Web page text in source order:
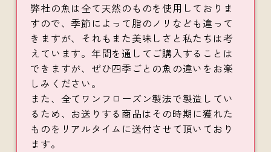
弊社の魚は全て天然のものを使用しておりま
すので、季節によって脂のノリなども違って
きますが、それもまた美味しさと私たちは考
えています。年間を通してご購入することは
できますが、ぜひ四季ごとの魚の違いをお楽
しみください。
また、全てワンフローズン製法で製造してい
るため、お送りする商品はその時期に獲れた
ものをリアルタイムに送付させて頂いており
ます。